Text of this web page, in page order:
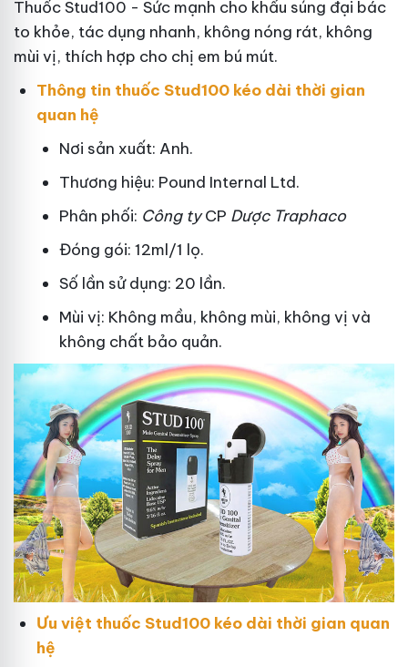
Thuốc Stud100 - Sức mạnh cho khẩu súng đại bác
to khỏe, tác dụng nhanh, không nóng rát, không
mùi vị, thích hợp cho chị em bú mút.
Thông tin thuốc Stud100 kéo dài thời gian
quan hệ
Nơi sản xuất: Anh.
Thương hiệu: Pound Internal Ltd.
Phân phối: Công tyCP Dược Traphaco
Đóng gói: 12ml/1 lọ.
Số lần sử dụng: 20 lần.
Mùi vị: Không mầu, không mùi, không vị và
không chất bảo quản.
Ưu việt thuốc Stud100 kéo dài thời gian quan
hệ